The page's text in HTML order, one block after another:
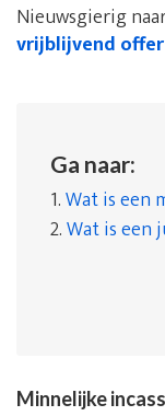
Nieuwsgierig
vrijblijvend
Ga naar:
1.Wat is een
2.Wat is een
Minnelijke